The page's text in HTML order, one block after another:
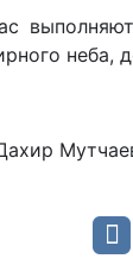
неба,